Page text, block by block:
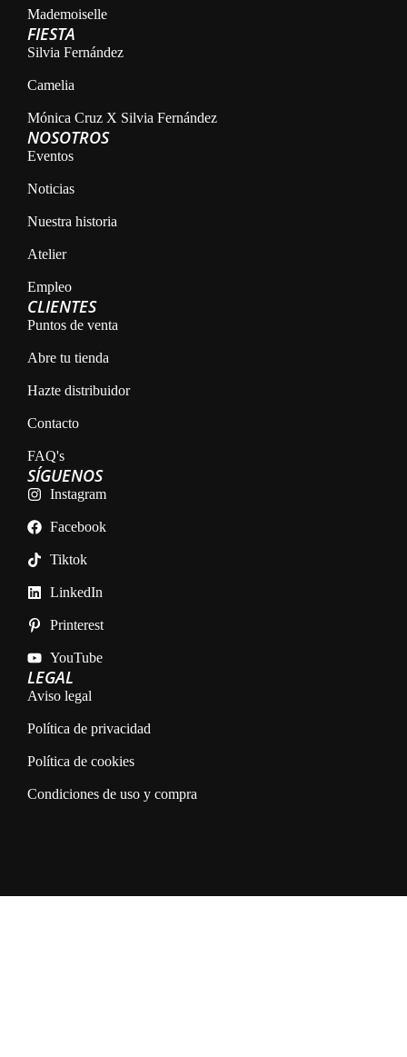
Mademoiselle
FIESTA
Silvia Fernández
Camelia
Mónica Cruz X Silvia Fernández
NOSOTROS
Eventos
Noticias
Nuestra historia
Atelier
Empleo
CLIENTES
Puntos de venta
Abre tu tienda
Hazte distribuidor
Contacto
FAQ's
LEGAL
Aviso legal
Política de privacidad
Política de cookies
Condiciones de uso y compra
SÍGUENOS
Instagram
Facebook
Tiktok
LinkedIn
Printerest
YouTube